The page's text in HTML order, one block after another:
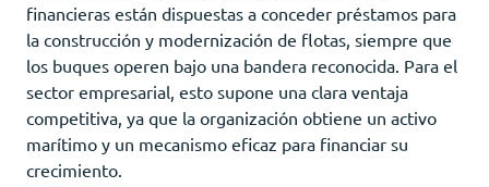
financieras están dispuestas a conceder préstamos para
la construcción y modernización de flotas, siempre que
los buques operen bajo una bandera reconocida. Para el
sector empresarial, esto supone una clara ventaja
competitiva, ya que la organización obtiene un activo
marítimo y un mecanismo eficaz para financiar su
crecimiento.